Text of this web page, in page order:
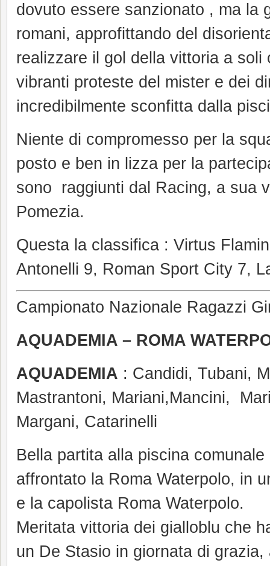
dovuto essere sanzionato , ma la
romani, approfittando del
realizzare il gol della vittoria a
vibranti proteste del mister e dei
incredibilmente sconfitta dalla
Niente di compromesso per la
posto e ben in lizza per la
sono raggiunti dal Racing, a sua
Pomezia.
Questa la classifica : Virtus
Antonelli 9, Roman Sport City 7,
Campionato Nazionale Ragazzi
AQUADEMIA – ROMA
AQUADEMIA : Candidi, Tubani,
Mastrantoni, Mariani,Mancini,
Margani, Catarinelli
Bella partita alla piscina
affrontato la Roma Waterpolo, in
e la capolista Roma Waterpolo.
Meritata vittoria dei gialloblu che
un De Stasio in giornata di